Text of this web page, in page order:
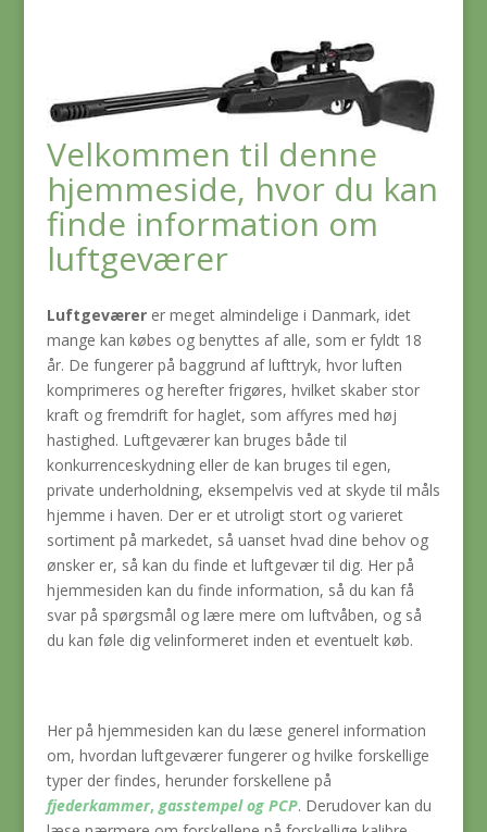
Velkommen til denne
hjemmeside, hvor du kan
finde information om
luftgeværer
Luftgeværerer meget almindelige i Danmark, idet
mange kan købes og benyttes af alle, som er fyldt 18
år. De fungerer på baggrund af lufttryk, hvor luften
komprimeres og herefter frigøres, hvilket skaber stor
kraft og fremdrift for haglet, som affyres med høj
hastighed. Luftgeværer kan bruges både til
konkurrenceskydning eller de kan bruges til egen,
private underholdning, eksempelvis ved at skyde til måls
hjemme i haven. Der er et utroligt stort og varieret
sortiment på markedet, så uanset hvad dine behov og
ønsker er, så kan du finde et luftgevær til dig. Her på
hjemmesiden kan du finde information, så du kan få
svar på spørgsmål og lære mere om luftvåben, og så
du kan føle dig velinformeret inden et eventuelt køb.
Her på hjemmesiden kan du læse generel information
om, hvordan luftgeværer fungerer og hvilke forskellige
typer der findes, herunder forskellene på
fjederkammer, gasstempel og PCP. Derudover kan du